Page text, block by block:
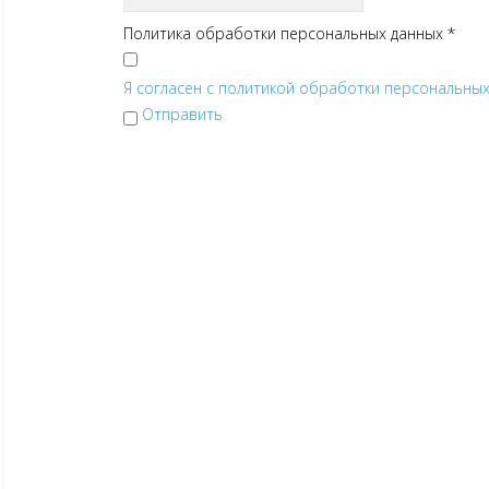
Политика обработки персональных данных *
Я согласен с политикой обработки
Отправить